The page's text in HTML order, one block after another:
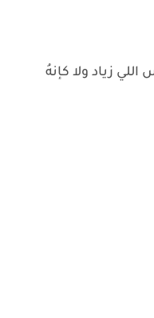
زياد ولا كإنهُ